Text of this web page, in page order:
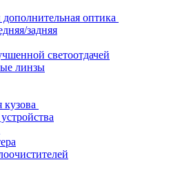
оптика
задняя
светоотдачей
линзы